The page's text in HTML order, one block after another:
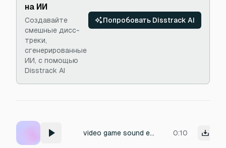
на ИИ
Создавайте
смешные дисс-
треки,
сгенерированные
ИИ, с помощью
Disstrack AI
Попробовать Disstrack AI
video game sound effect for Gasp of a dying goblin 0:10